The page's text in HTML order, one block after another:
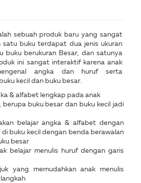
sebuah produk baru yang sangat
satu buku terdapat dua jenis ukuran
buku berukuran Besar, dan satunya
ini sangat interaktif karena anak
angka dan huruf serta
kecil dan buku besar.
& alfabet lengkap pada anak
berupa buku besar dan buku kecil jadi
belajar angka & alfabet dengan
di buku kecil dengan benda berawalan
besar
belajar menulis huruf dengan garis
yang memudahkan anak menulis